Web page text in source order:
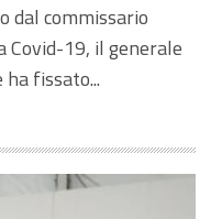
dal commissario
Covid-19, il generale
ha fissato...